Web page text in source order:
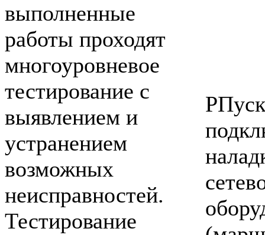
выполненные
работы проходят
многоуровневое
тестирование с
выявлением и
устранением
возможных
неисправностей.
Тестирование